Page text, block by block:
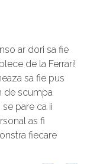
ar dori sa fie
de la Ferrari!
sa fie pus
de scumpa
pare ca ii
as fi
fiecare